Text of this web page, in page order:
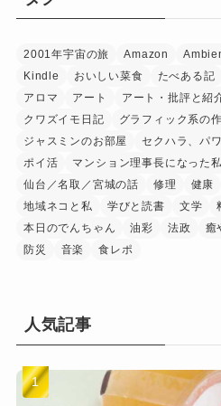
2001年宇宙の旅 Amazon
Kindle
おいしい菜食 たべある記
アロマ
アート アート・批評と紹
クワズイモ日記
グラフィック系の
ジャスミンのお部屋
セクハラ、パ
ポイ活
マンション理事長になった私
仙台／名取／宮城の話
修理 健康
地域ネコと私
学びと読書 文学
本日のでんちゃん
油彩 法政 癒
防災
音楽 食レポ
人気記事